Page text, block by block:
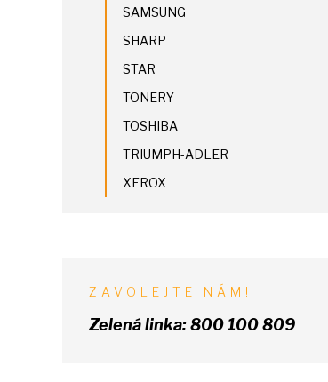
SAMSUNG
SHARP
STAR
TONERY
TOSHIBA
TRIUMPH-ADLER
XEROX
ZAVOLEJTE NÁM!
Zelená linka:800 100 809